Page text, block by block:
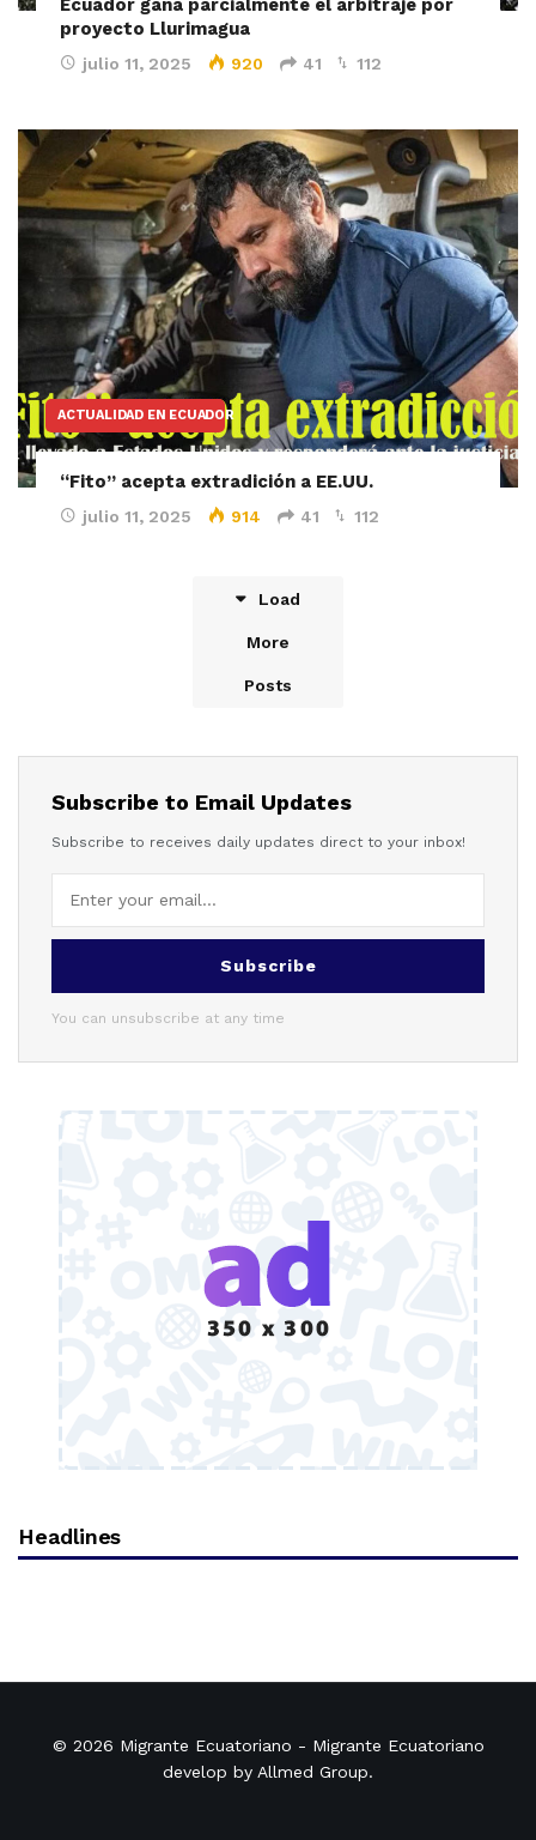
Ecuador gana parcialmente el arbitraje por
proyecto Llurimagua
julio 11, 2025 920 41 112
ACTUALIDAD EN ECUADOR
“Fito” acepta extradición a EE.UU.
julio 11, 2025 914 41 112
Load
More
Posts
Subscribe to Email Updates
Subscribe to receives daily updates direct to your inbox!
Subscribe
You can unsubscribe at any time
Headlines
© 2026 Migrante Ecuatoriano - Migrante Ecuatoriano
develop by Allmed Group.